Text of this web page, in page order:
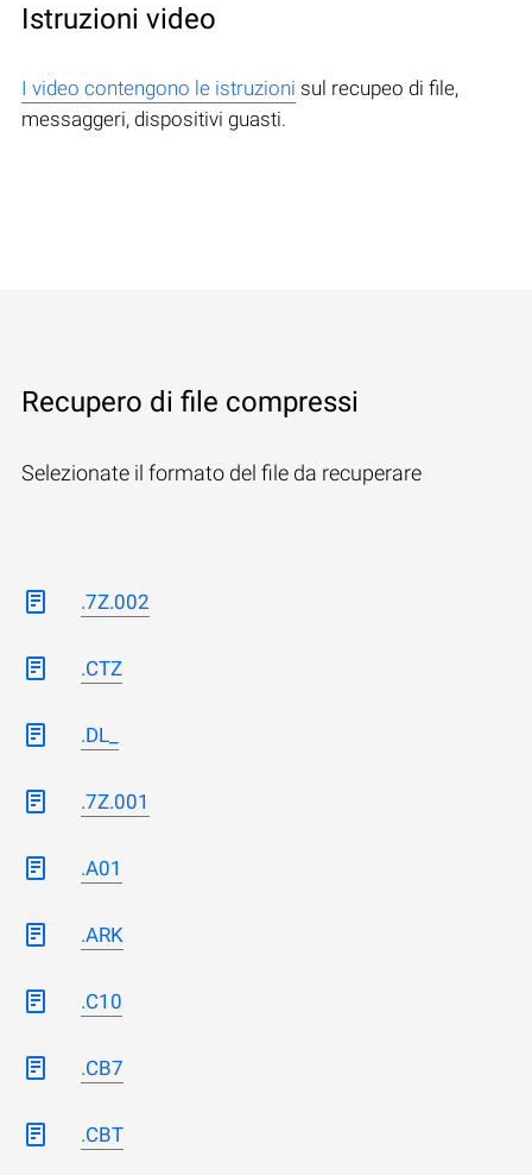
Istruzioni video
I video contengono le istruzioni sul recupeo di file,
messaggeri, dispositivi guasti.
Recupero di file compressi
Selezionate il formato del file da recuperare
.7Z.002
.CTZ
.DL_
.7Z.001
.A01
.ARK
.C10
.CB7
.CBT